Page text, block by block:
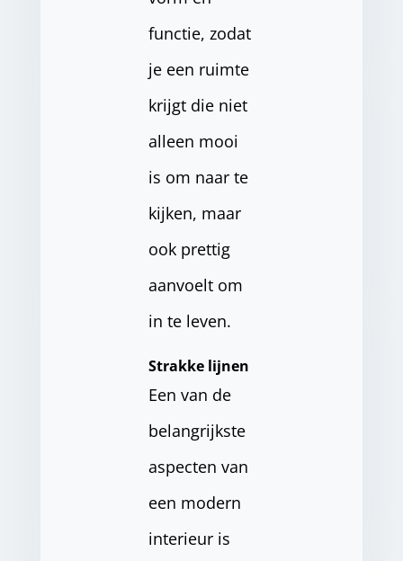
functie, zodat
je een ruimte
krijgt die niet
alleen mooi
is om naar te
kijken, maar
ook prettig
aanvoelt om
in te leven.
Strakke lijnen
Een van de
belangrijkste
aspecten van
een modern
interieur is